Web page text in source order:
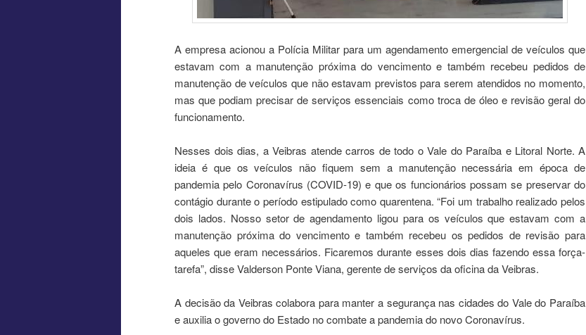
A empresa acionou a Polícia Militar para um agendamento emergencial de veículos que
estavam com a manutenção próxima do vencimento e também recebeu pedidos de
manutenção de veículos que não estavam previstos para serem atendidos no momento,
mas que podiam precisar de serviços essenciais como troca de óleo e revisão geral do
funcionamento.
Nesses dois dias, a Veibras atende carros de todo o Vale do Paraíba e Litoral Norte. A
ideia é que os veículos não fiquem sem a manutenção necessária em época de
pandemia pelo Coronavírus (COVID-19) e que os funcionários possam se preservar do
contágio durante o período estipulado como quarentena. “Foi um trabalho realizado pelos
dois lados. Nosso setor de agendamento ligou para os veículos que estavam com a
manutenção próxima do vencimento e também recebeu os pedidos de revisão para
aqueles que eram necessários. Ficaremos durante esses dois dias fazendo essa força-
tarefa”, disse Valderson Ponte Viana, gerente de serviços da oficina da Veibras.
A decisão da Veibras colabora para manter a segurança nas cidades do Vale do Paraíba
e auxilia o governo do Estado no combate a pandemia do novo Coronavírus.